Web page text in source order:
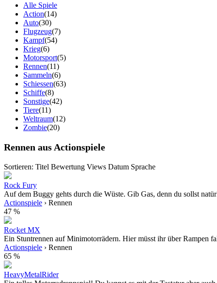
Alle Spiele
Action(14)
Auto(30)
Flugzeug(7)
Kampf(54)
Krieg(6)
Motorsport(5)
Rennen(11)
Sammeln(6)
Schiessen(63)
Schiffe(8)
Sonstige(42)
Tiere(11)
Weltraum(12)
Zombie(20)
Rennen aus Actionspiele
Sortieren: Titel Bewertung Views Datum Sprache
Rock Fury
Auf dem Buggy gehts durch die Wüste. Gib Gas, denn du sollst
Actionspiele › Rennen
47 %
Rocket MX
Ein Stuntrennen auf Minimotorrädern. Hier müsst ihr über Rampen
Actionspiele › Rennen
65 %
HeavyMetalRider